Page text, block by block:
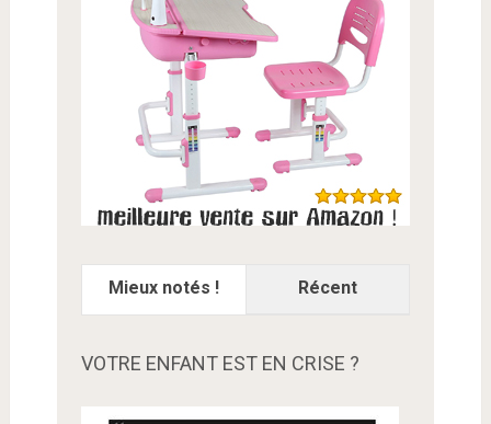
Mieux notés ! Récent
VOTRE ENFANT EST EN CRISE ?